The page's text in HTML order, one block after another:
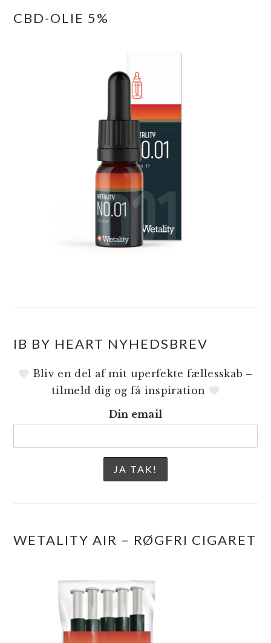
CBD-OLIE 5%
IB BY HEART NYHEDSBREV
Bliv en del af mit uperfekte fællesskab –
tilmeld dig og få inspiration
Din email
WETALITY AIR – RØGFRI CIGARET